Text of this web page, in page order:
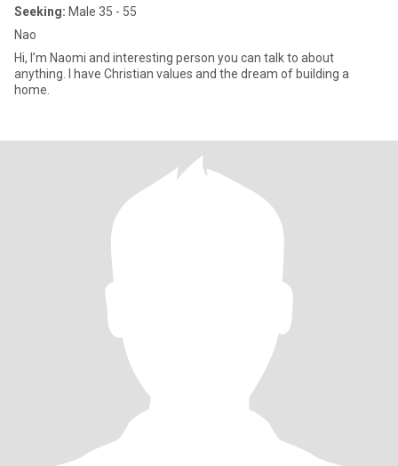
Seeking: Male 35 - 55
Nao
Hi, I’m Naomi and interesting person you can talk to about
anything. I have Christian values and the dream of building a
home.